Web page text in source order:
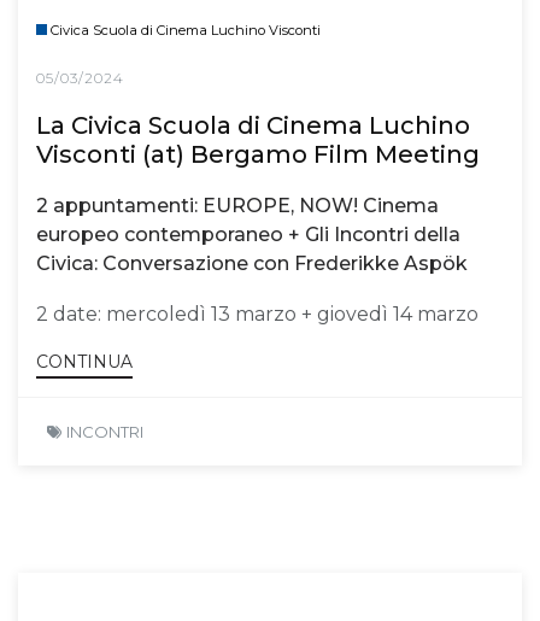
Civica Scuola di Cinema Luchino Visconti
05/03/2024
La Civica Scuola di Cinema Luchino
Visconti (at) Bergamo Film Meeting
2 appuntamenti: EUROPE, NOW! Cinema
europeo contemporaneo + Gli Incontri della
Civica: Conversazione con Frederikke Aspök
2 date: mercoledì 13 marzo + giovedì 14 marzo
CONTINUA
INCONTRI